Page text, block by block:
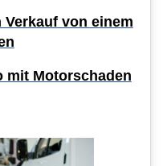
von einem
mit Motorschaden